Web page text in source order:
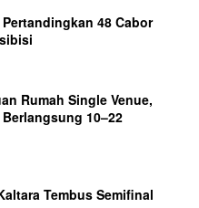
48 Cabor
Rumah Single Venue,
10–22
Tembus Semifinal